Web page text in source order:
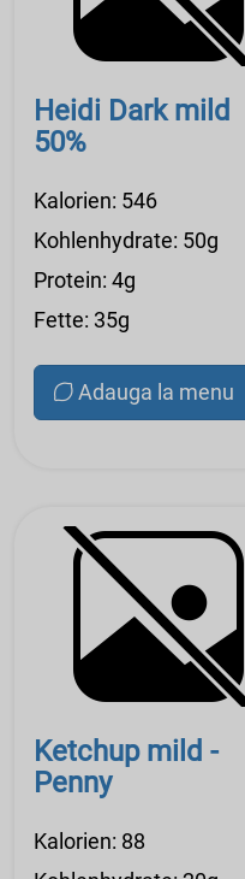
Heidi Dark mild
50%
Kalorien: 546
Kohlenhydrate: 50g
Protein: 4g
Fette: 35g
Adauga la menu
Ketchup mild -
Penny
Kalorien: 88